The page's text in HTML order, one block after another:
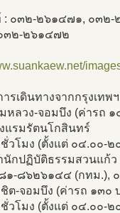
: ๐๓๒-๒๖๑๔๗๑, ๐๓๒-
๓๒-๒๖๑๔๗๒
รเดินทางจากกรุงเทพ
หลวง-จอมบึง (ค่ารถ ๑
แรมรัตนโกสินทร์
วโมง (ตั้งแต่ ๐๔.๐๐-๒
นักปฏิบัติธรรมสวนแก้ว
๑-๘๖๒๖๑๔๔ (กทม.),
ต-จอมบึง (ค่ารถ ๑๓๐
วโมง (ตั้งแต่ ๐๔.๐๐-๒